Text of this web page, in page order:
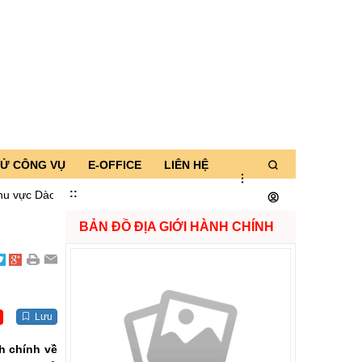
CÔNG VỤ E-OFFICE LIÊN HỆ
San và kiểm tra tiến độ xây dựng Trường Phổ thông Nội trú liên
::
Lưu
chính về
BẢN ĐỒ ĐỊA GIỚI HÀNH CHÍNH